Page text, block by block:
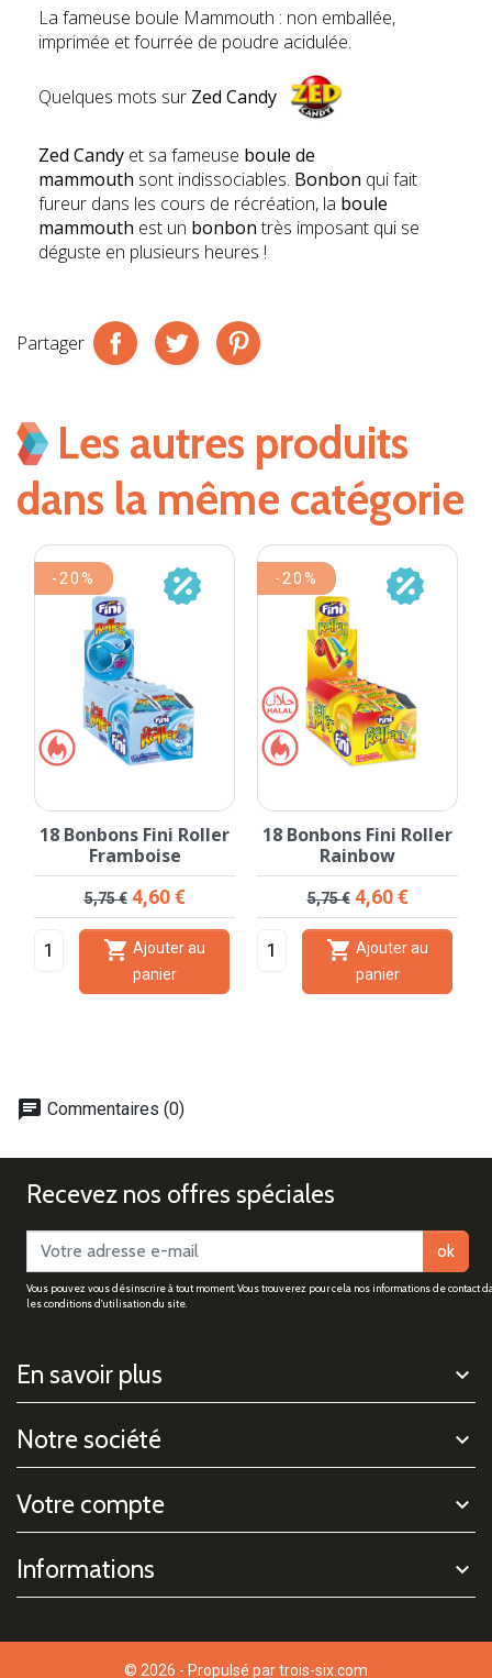
La fameuse boule Mammouth : non emballée,
imprimée et fourrée de poudre acidulée.
Quelques mots sur Zed Candy
Zed Candy et sa fameuse boule de
mammouth sont indissociables. Bonbon qui fait
fureur dans les cours de récréation, la boule
mammouth est un bonbontrès imposant qui se
déguste en plusieurs heures !
Partager
Les autres produits
dans la même catégorie
18 Bonbons Fini Roller
Framboise
Prix de base
5,75 € Prix
4,60 €
 Ajouter au
panier
-20%
18 Bonbons Fini Roller
Rainbow
Prix de base
5,75 € Prix
4,60 €
 Ajouter au
panier
-20%
chat Commentaires (0)
Recevez nos offres spéciales
ok
Vous pouvez vous désinscrire à tout moment. Vous trouverez pour cela nos informations de contact
les conditions d'utilisation du site.
En savoir plus
Notre société
Votre compte
Informations
© 2026 - Propulsé partrois-six.com